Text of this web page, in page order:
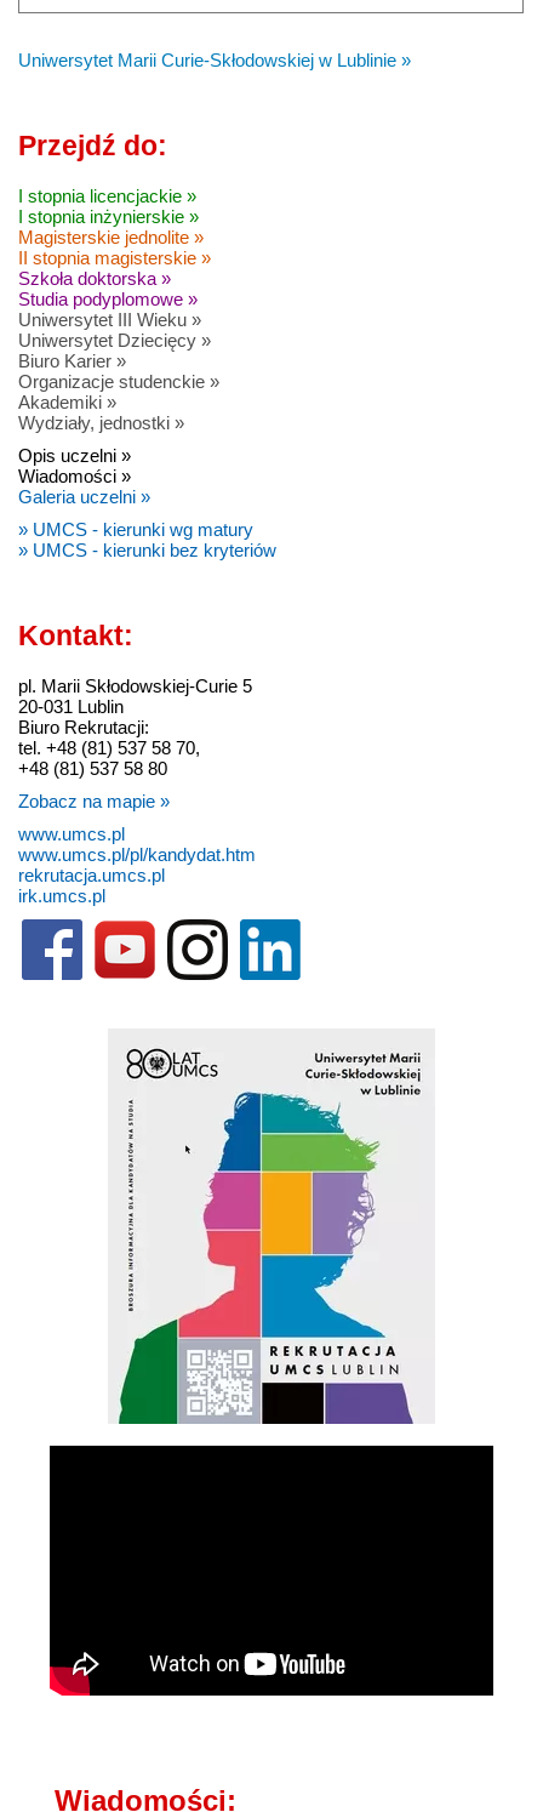
Uniwersytet Marii Curie-Skłodowskiej w Lublinie »
Przejdź do:
I stopnia licencjackie »
I stopnia inżynierskie »
Magisterskie jednolite »
II stopnia magisterskie »
Szkoła doktorska »
Studia podyplomowe »
Uniwersytet III Wieku »
Uniwersytet Dziecięcy »
Biuro Karier »
Organizacje studenckie »
Akademiki »
Wydziały, jednostki »
Opis uczelni »
Wiadomości »
Galeria uczelni »
» UMCS - kierunki wg matury
» UMCS - kierunki bez kryteriów
Kontakt:
pl. Marii Skłodowskiej-Curie 5
20-031 Lublin
Biuro Rekrutacji:
tel. +48 (81) 537 58 70,
+48 (81) 537 58 80
Zobacz na mapie »
www.umcs.pl
www.umcs.pl/pl/kandydat.htm
rekrutacja.umcs.pl
irk.umcs.pl
Wiadomości: